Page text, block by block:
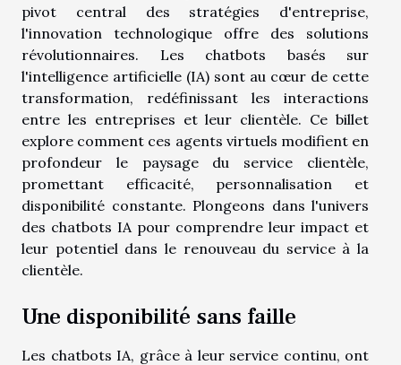
pivot central des stratégies d'entreprise,
l'innovation technologique offre des solutions
révolutionnaires. Les chatbots basés sur
l'intelligence artificielle (IA) sont au cœur de cette
transformation, redéfinissant les interactions
entre les entreprises et leur clientèle. Ce billet
explore comment ces agents virtuels modifient en
profondeur le paysage du service clientèle,
promettant efficacité, personnalisation et
disponibilité constante. Plongeons dans l'univers
des chatbots IA pour comprendre leur impact et
leur potentiel dans le renouveau du service à la
clientèle.
Une disponibilité sans faille
Les chatbots IA, grâce à leur service continu, ont